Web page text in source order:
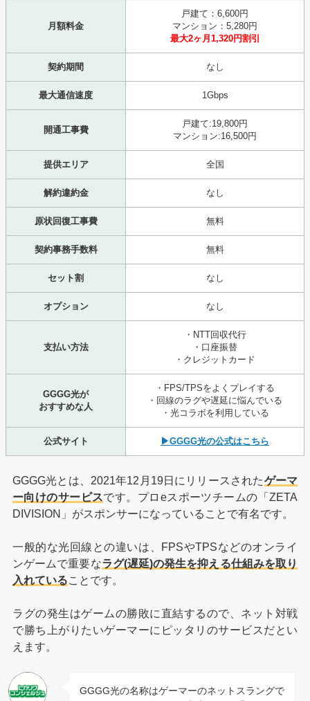
月額料金
戸建て：6,600円
マンション：5,280円
最大2ヶ月1,320円割引
契約期間 なし
最大通信速度 1Gbps
開通工事費
戸建て:19,800円
マンション:16,500円
提供エリア 全国
解約違約金 なし
原状回復工事費 無料
契約事務手数料 無料
セット割 なし
オプション なし
支払い方法
・NTT回収代行
・口座振替
・クレジットカード
GGGG光が
おすすめな人
・FPS/TPSをよくプレイする
・回線のラグや遅延に悩んでいる
・光コラボを利用している
公式サイト ▶GGGG光の公式はこちら
GGGG光とは、2021年12月19日にリリースされたゲーマ
ー向けのサービスです。プロeスポーツチームの「ZETA
DIVISION」がスポンサーになっていることで有名です。
一般的な光回線との違いは、FPSやTPSなどのオンライ
ンゲームで重要なラグ(遅延)の発生を抑える仕組みを取り
入れていることです。
ラグの発生はゲームの勝敗に直結するので、ネット対戦
で勝ち上がりたいゲーマーにピッタリのサービスだとい
えます。
GGGG光の名称はゲーマーのネットスラングで